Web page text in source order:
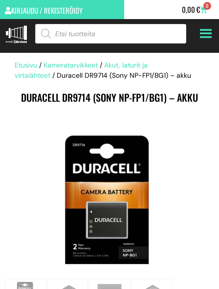
KIRJAUDU / REKISTERÖIDY 0,00€ 0
Etusivu / Kameratarvikkeet / Akut, laturit ja
virtalähteet / Duracell DR9714 (Sony NP-FP1/BG1) – akku
DURACELL DR9714 (SONY NP-FP1/BG1) – AKKU